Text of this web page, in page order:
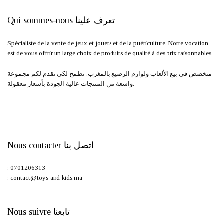
Qui sommes-nous تعرف علينا
Spécialiste de la vente de jeux et jouets et de la puériculture. Notre vocation
est de vous offrir un large choix de produits de qualité à des prix raisonnables.
متخصص في بيع الألعاب ولوازم الرضيع بالمغرب. نطمح لكي نقدم لكم مجموعة
واسعة من المنتجات عالية الجودة بأسعار معقولة.
Nous contacter اتصل بنا
: 0701206313
: contact@toys-and-kids.ma
Nous suivre تابعنا